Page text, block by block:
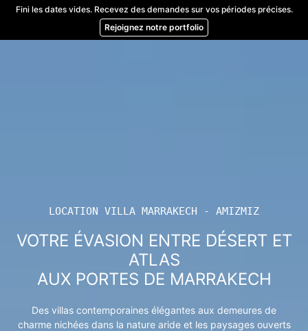
Skip
content
Fini les dates vides. Recevez des demandes sur vos périodes précises.
Rejoignez notre portfolio
LOCATION VILLA MARRAKECH - AMIZMIZ
VOTRE ÉVASION ENTRE DÉSERT ET
ATLAS
AUX PORTES DE MARRAKECH
Des villas contemporaines élégantes aux demeures de
charme nichées dans la nature aride et les paysages ouverts